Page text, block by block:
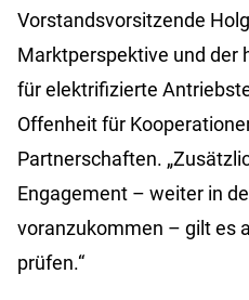
Vorstandsvorsitzende
Marktperspektive und der
für elektrifizierte
Offenheit für
Partnerschaften.
Engagement – weiter in
voranzukommen – gilt es
prüfen.“